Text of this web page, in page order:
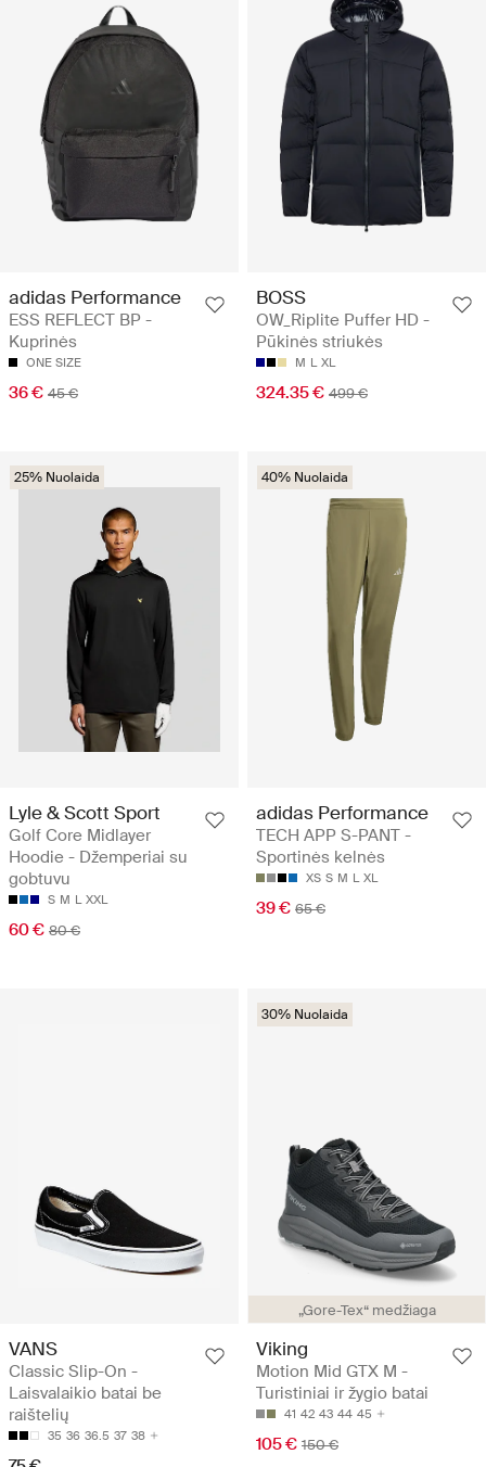
adidas Performance
ESS REFLECT BP -
Kuprinės
ONE SIZE
36 € 45 €
BOSS
OW_Riplite Puffer HD -
Pūkinės striukės
M L XL
324.35 € 499 €
25% Nuolaida
Lyle & Scott Sport
Golf Core Midlayer
Hoodie - Džemperiai su
gobtuvu
S M L XXL
60 € 80 €
40% Nuolaida
adidas Performance
TECH APP S-PANT -
Sportinės kelnės
XS S M L XL
39 € 65 €
VANS
Classic Slip-On -
Laisvalaikio batai be
raištelių
35 36 36.5 37 38
„Gore-Tex“ medžiaga
30% Nuolaida
Viking
Motion Mid GTX M -
Turistiniai ir žygio batai
41 42 43 44 45
105 € 150 €